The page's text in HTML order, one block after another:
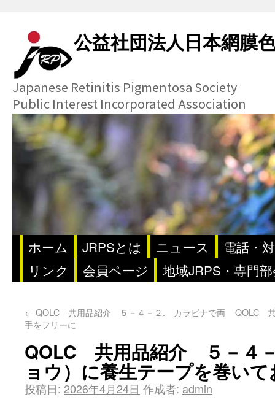
公益社団法人日本網膜
Japanese Retinitis Pigmentosa Society
Public Interest Incorporated Association
ホーム JRPSとは ニュース
電話・
リンク
会員ページ 地域JRPS・専門
← QOLC 共用品紹介 ５－４－２. カラビナで両
手をフリーに
QOLC
QOLC 共用品紹介 ５－４
ョウ）に養生テープを巻い
投稿日: 2026年4月24日 作成者: admin